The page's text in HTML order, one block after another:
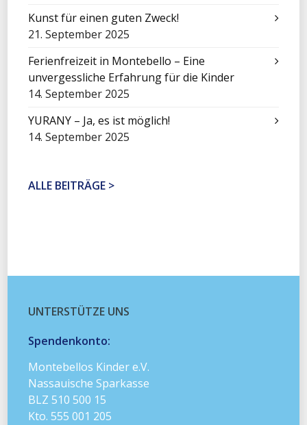
Kunst für einen guten Zweck!
21. September 2025
Ferienfreizeit in Montebello – Eine
unvergessliche Erfahrung für die Kinder
14. September 2025
YURANY – Ja, es ist möglich!
14. September 2025
ALLE BEITRÄGE >
UNTERSTÜTZE UNS
Spendenkonto:
Montebellos Kinder e.V.
Nassauische Sparkasse
BLZ 510 500 15
Kto. 555 001 205